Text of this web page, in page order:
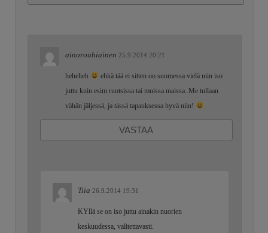
ainorouhiainen 25.9.2014 20:21
heheheh
ehkä tää ei sitten oo suomessa vielä niin iso
juttu kuin esim ruotsissa tai muissa maissa..Me tullaan
vähän jäljessä, ja tässä tapauksessa hyvä niin!
VASTAA
Tiia 26.9.2014 19:31
KYllä se on iso juttu ainakin nuorien
keskuudessa, valitettavasti.